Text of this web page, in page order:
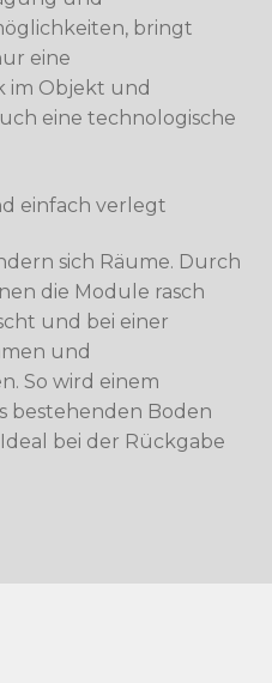
bringt
eine
im Objekt und
eine technologische
einfach verlegt
sich Räume. Durch
die Module rasch
und bei einer
und
So wird einem
bestehenden Boden
bei der Rückgabe